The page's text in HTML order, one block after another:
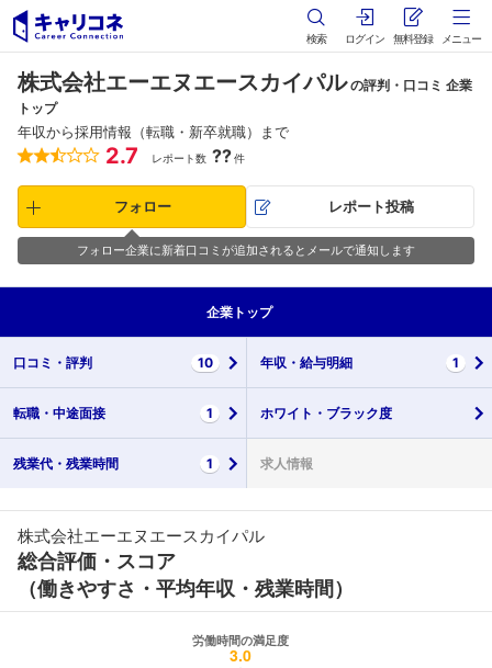
検索 ログイン 無料登録 メニュー
株式会社エーエヌエースカイパル の評判・口コミ 企業
トップ
年収から採用情報（転職・新卒就職）まで
2.7 レポート数 ??件
フォロー レポート投稿
フォロー企業に新着口コミが追加されるとメールで通知します
企業 トップ
口コミ・ 評判 10 年収・ 給与明細 1
転職・ 中途面接 1 ホワイト・ ブラック度
残業代・ 残業時間 1 求人情報
株式会社エーエヌエースカイパル
総合評価・スコア
（働きやすさ・平均年収・残業時間）